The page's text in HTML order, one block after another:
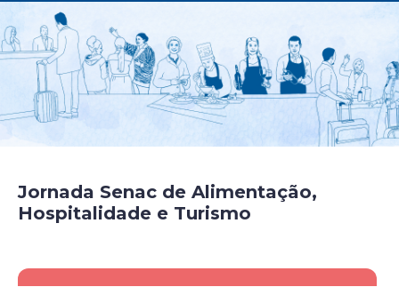
Jornada Senac de Alimentação,
Hospitalidade e Turismo